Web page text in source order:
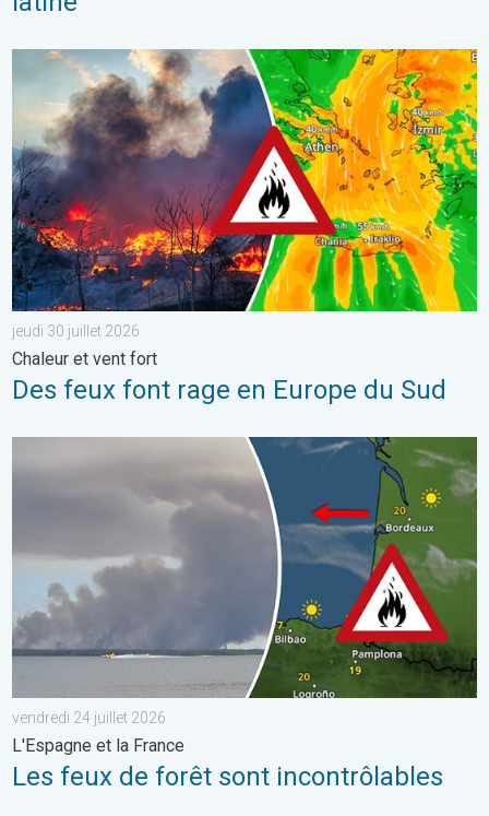
Des feux font rage en Europe du Sud. Chaleur et vent fort. . .
jeudi 30 juillet 2026
Chaleur et vent fort
Des feux font rage en Europe du Sud
Les feux de forêt sont incontrôlables. L'Espagne et la France.
vendredi 24 juillet 2026
L'Espagne et la France
Les feux de forêt sont incontrôlables